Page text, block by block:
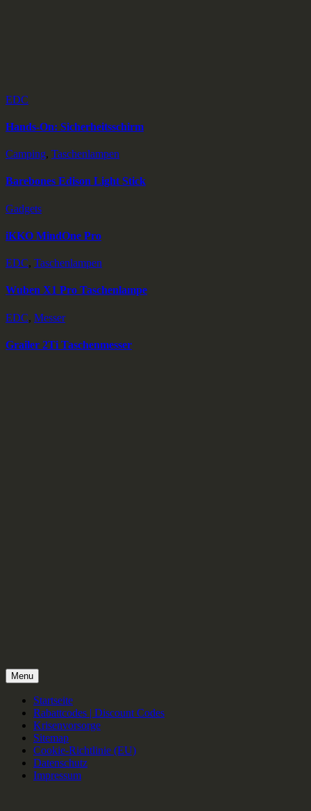
EDC
Hands-On: Sicherheitsschirm
Camping, Taschenlampen
Barebones Edison Light Stick
Gadgets
iKKO MindOne Pro
EDC, Taschenlampen
Wuben X1 Pro Taschenlampe
EDC, Messer
Grailer 2Ti Taschenmesser
Menu
Startseite
Rabattcodes | Discount Codes
Krisenvorsorge
Sitemap
Cookie-Richtlinie (EU)
Datenschutz
Impressum